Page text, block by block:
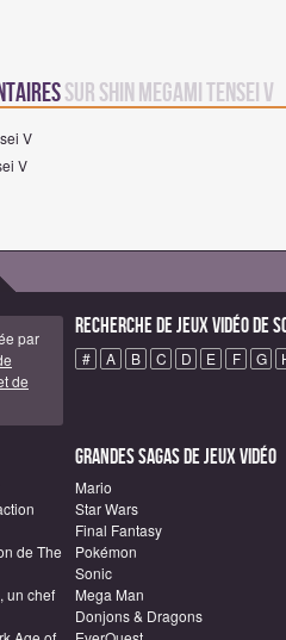
sur Shin Megami Tensei V
V
V
par
de
Recherche de Jeux vidéo de
# A B C D E F G
de The
un chef
Grandes sagas de Jeux vidéo
Mario
Star Wars
Final Fantasy
Pokémon
Sonic
Mega Man
Donjons & Dragons